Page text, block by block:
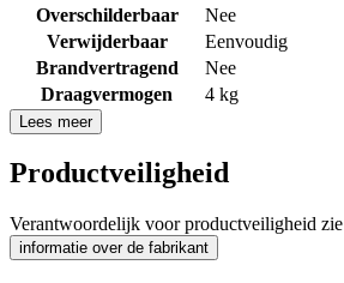
Overschilderbaar
Nee
Verwijderbaar
Eenvoudig
Brandvertragend
Nee
Draagvermogen
4 kg
Lees meer
Productveiligheid
Verantwoordelijk voor productveiligheid zie
informatie over de fabrikant